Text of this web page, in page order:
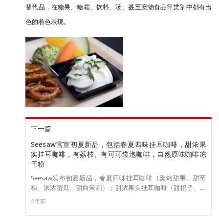
替代品，在糖果、糖霜、饮料、汤、甚至宠物食品等类别中都有出
色的着色表现。
下一篇
Seesaw官宣初夏新品，包括春夏四味挂耳咖啡，甜浓果
实挂耳咖啡，有荔枝、有可可袋泡咖啡，自然原味咖啡冻
干粉
Seesaw发布初夏新品，春夏四味挂耳咖啡（熏烤甜果、甜莓
梅、浓浓蜜瓜、甜白茉莉）；甜浓果实挂耳咖啡（甜橙子、浓
甜薯）；有可可袋泡咖啡、有荔枝袋泡咖啡、长颈鹿咖啡冻干
粉、火烈鸟咖啡冻干粉。
4年前